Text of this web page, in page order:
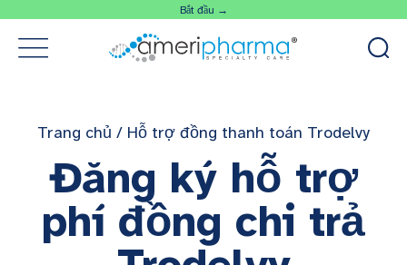
Bắt đầu →
Trang chủ / Hỗ trợ đồng thanh toán Trodelvy
Đăng ký hỗ trợ
phí đồng chi trả